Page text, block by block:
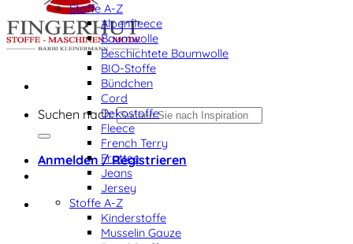
Suchen nach:
Anmelden / Registrieren
Stoffe A-Z
Alpenfleece
Baumwolle
Beschichtete Baumwolle
BIO-Stoffe
Bündchen
Cord
Dekostoffe
Fleece
French Terry
Frottee
Jeans
Jersey
Stoffe A-Z
Kinderstoffe
Musselin Gauze